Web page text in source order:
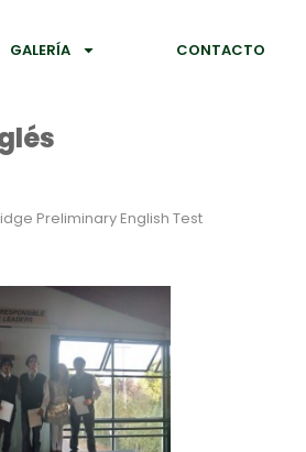
GALERÍA
CONTACTO
Preliminary English Test